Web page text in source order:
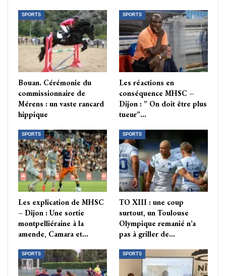
SPORTS
Bouan. Cérémonie du
commissionnaire de
Mérens : un vaste rancard
hippique
SPORTS
Les réactions en
conséquence MHSC –
Dijon : ” On doit être plus
tueur”…
SPORTS
Les explication de MHSC
– Dijon : Une sortie
montpelliéraine à la
amende, Camara et…
SPORTS
TO XIII : une coup
surtout, un Toulouse
Olympique remanié n’a
pas à griller de…
SPORTS SPORTS